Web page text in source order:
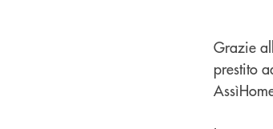
Grazie
prestito